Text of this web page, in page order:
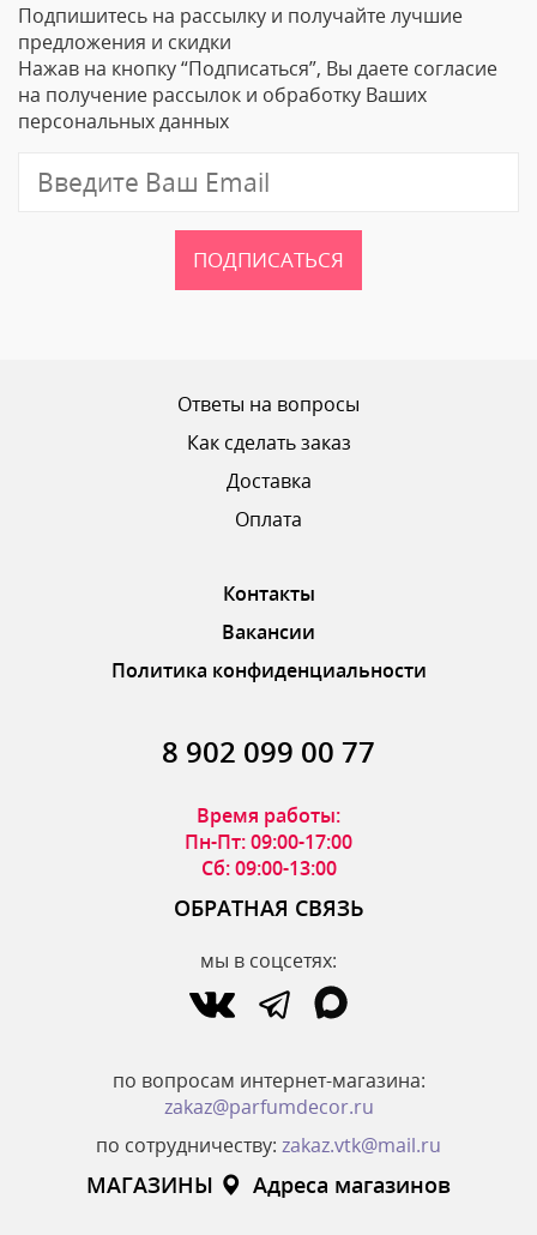
Ваше Имя
Email
ОТПРАВИТЬ ОТЗЫВ
Подпишитесь на рассылку и получайте лучшие
предложения и скидки
Нажав на кнопку “Подписаться”, Вы даете согласие
на получение рассылок и обработку Ваших
персональных данных
ПОДПИСАТЬСЯ
Ответы на вопросы
Как сделать заказ
Доставка
Оплата
Контакты
Вакансии
Политика конфиденциальности
8 902 099 00 77
Время работы:
Пн-Пт: 09:00-17:00
Сб: 09:00-13:00
ОБРАТНАЯ СВЯЗЬ
мы в соцсетях:
по вопросам интернет-магазина:
zakaz@parfumdecor.ru
по сотрудничеству: zakaz.vtk@mail.ru
МАГАЗИНЫ Адреса магазинов